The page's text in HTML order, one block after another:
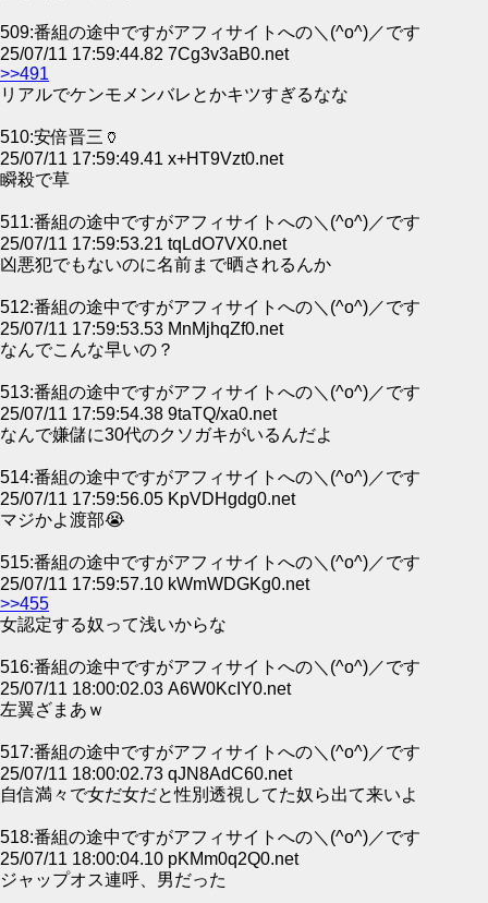
509:番組の途中ですがアフィサイトへの＼(^o^)／です
25/07/11 17:59:44.82 7Cg3v3aB0.net
>>491
リアルでケンモメンバレとかキツすぎるなな
510:安倍晋三🏺
25/07/11 17:59:49.41 x+HT9Vzt0.net
瞬殺で草
511:番組の途中ですがアフィサイトへの＼(^o^)／です
25/07/11 17:59:53.21 tqLdO7VX0.net
凶悪犯でもないのに名前まで晒されるんか
512:番組の途中ですがアフィサイトへの＼(^o^)／です
25/07/11 17:59:53.53 MnMjhqZf0.net
なんでこんな早いの？
513:番組の途中ですがアフィサイトへの＼(^o^)／です
25/07/11 17:59:54.38 9taTQ/xa0.net
なんで嫌儲に30代のクソガキがいるんだよ
514:番組の途中ですがアフィサイトへの＼(^o^)／です
25/07/11 17:59:56.05 KpVDHgdg0.net
マジかよ渡部😭
515:番組の途中ですがアフィサイトへの＼(^o^)／です
25/07/11 17:59:57.10 kWmWDGKg0.net
>>455
女認定する奴って浅いからな
516:番組の途中ですがアフィサイトへの＼(^o^)／です
25/07/11 18:00:02.03 A6W0KcIY0.net
左翼ざまあｗ
517:番組の途中ですがアフィサイトへの＼(^o^)／です
25/07/11 18:00:02.73 qJN8AdC60.net
自信満々で女だ女だと性別透視してた奴ら出て来いよ
518:番組の途中ですがアフィサイトへの＼(^o^)／です
25/07/11 18:00:04.10 pKMm0q2Q0.net
ジャップオス連呼、男だった